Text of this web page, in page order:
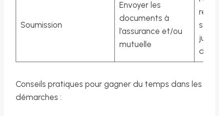
Soumission
Envoyer les
documents à
l’assurance et/ou
mutuelle
de
Conseils pratiques pour gagner du temps dans les
démarches :